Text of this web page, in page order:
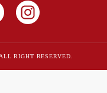
RIGHT RESERVED.